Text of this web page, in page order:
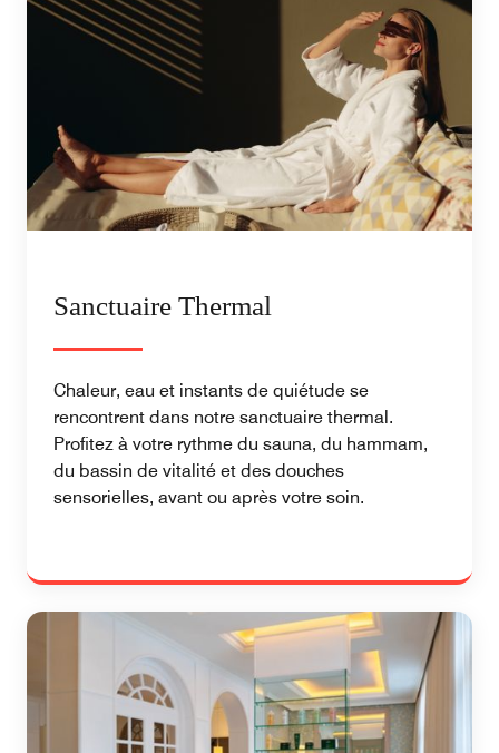
Sanctuaire Thermal
Chaleur, eau et instants de quiétude se
rencontrent dans notre sanctuaire thermal.
Profitez à votre rythme du sauna, du hammam,
du bassin de vitalité et des douches
sensorielles, avant ou après votre soin.